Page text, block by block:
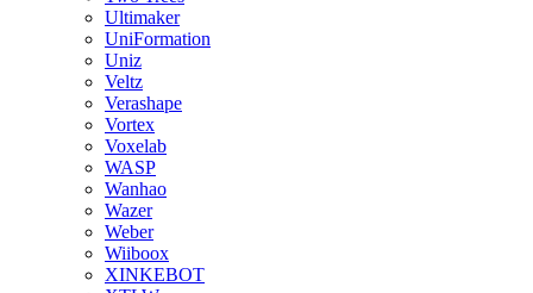
Ultimaker
UniFormation
Uniz
Veltz
Verashape
Vortex
Voxelab
WASP
Wanhao
Wazer
Weber
Wiiboox
XINKEBOT